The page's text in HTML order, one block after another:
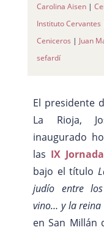
Carolina Aisen|
Instituto Cervantes
Ceniceros | Juan
sefardí
El presidente
La Rioja,
inaugurado
las IX
bajo el título
judío entre
vino… y la reina
en San Millán